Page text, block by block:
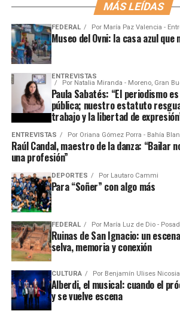
MÁS LEÍDAS
FEDERAL Por María Paz Valencia -
Museo del Ovni: la casa azul que
ENTREVISTAS
Por Natalia Miranda - Moreno, Gran
Paula Sabatés: “El periodismo
pública; nuestro estatuto
trabajo y la libertad de
ENTREVISTAS Por Oriana Gómez Porra - Bahía
Raúl Candal, maestro de la danza: “Bailar
una profesión”
DEPORTES Por Lautaro Cammi
Para “Soñer” con algo más
FEDERAL Por María Luz de Dio -
Ruinas de San Ignacio: un
selva, memoria y conexión
CULTURA Por Benjamín Ulises Nicosia
Alberdi, el musical: cuando el
y se vuelve escena